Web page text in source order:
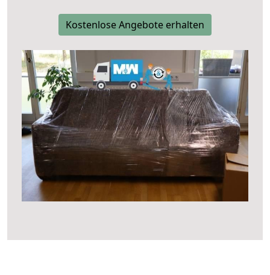
Kostenlose Angebote erhalten